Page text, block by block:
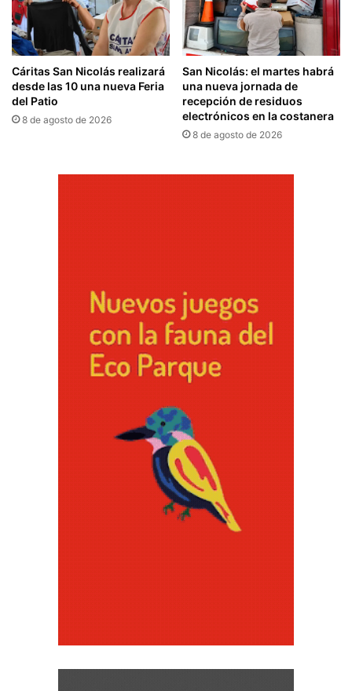
Cáritas San Nicolás realizará
desde las 10 una nueva Feria
del Patio
8 de agosto de 2026
San Nicolás: el martes habrá
una nueva jornada de
recepción de residuos
electrónicos en la costanera
8 de agosto de 2026